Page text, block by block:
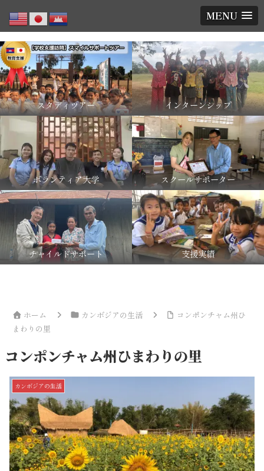
MENU
スタディツアー インターンシップ
ボランティア大学 スクールサポーター
チャイルドサポート 支援実績
ホーム カンボジアの生活
コンポンチャム州ひ
まわりの里
コンポンチャム州ひまわりの里
カンボジアの生活